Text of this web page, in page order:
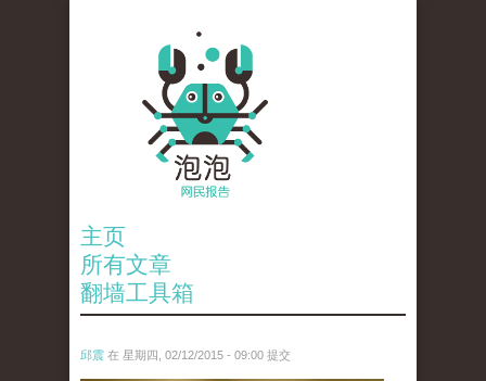
主页
所有文章
翻墙工具箱
邱震 在 星期四, 02/12/2015 - 09:00 提交